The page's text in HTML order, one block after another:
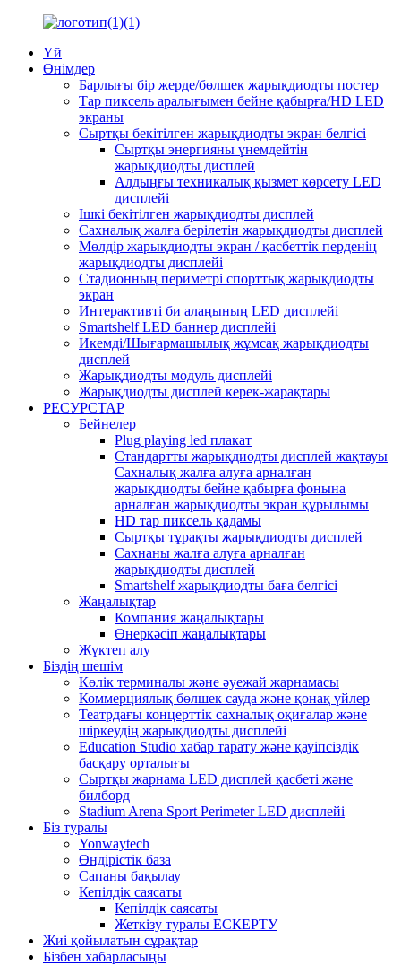
Үй
Өнімдер
Барлығы бір жерде/бөлшек жарықдиодты постер
Тар пиксель аралығымен бейне қабырға/HD LED
экраны
Сыртқы бекітілген жарықдиодты экран белгісі
Сыртқы энергияны үнемдейтін
жарықдиодты дисплей
Алдыңғы техникалық қызмет көрсету LED
дисплейі
Ішкі бекітілген жарықдиодты дисплей
Сахналық жалға берілетін жарықдиодты дисплей
Мөлдір жарықдиодты экран / қасбеттік перденің
жарықдиодты дисплейі
Стадионның периметрі спорттық жарықдиодты
экран
Интерактивті би алаңының LED дисплейі
Smartshelf LED баннер дисплейі
Икемді/Шығармашылық жұмсақ жарықдиодты
дисплей
Жарықдиодты модуль дисплейі
Жарықдиодты дисплей керек-жарақтары
РЕСУРСТАР
Бейнелер
Plug playing led плакат
Стандартты жарықдиодты дисплей жақтауы
Сахналық жалға алуға арналған
жарықдиодты бейне қабырға фонына
арналған жарықдиодты экран құрылымы
HD тар пиксель қадамы
Сыртқы тұрақты жарықдиодты дисплей
Сахнаны жалға алуға арналған
жарықдиодты дисплей
Smartshelf жарықдиодты баға белгісі
Жаңалықтар
Компания жаңалықтары
Өнеркәсіп жаңалықтары
Жүктеп алу
Біздің шешім
Көлік терминалы және әуежай жарнамасы
Коммерциялық бөлшек сауда және қонақ үйлер
Театрдағы концерттік сахналық оқиғалар және
шіркеудің жарықдиодты дисплейі
Education Studio хабар тарату және қауіпсіздік
басқару орталығы
Сыртқы жарнама LED дисплей қасбеті және
билборд
Stadium Arena Sport Perimeter LED дисплейі
Біз туралы
Yonwaytech
Өндірістік база
Сапаны бақылау
Кепілдік саясаты
Кепілдік саясаты
Жеткізу туралы ЕСКЕРТУ
Жиі қойылатын сұрақтар
Бізбен хабарласыңы